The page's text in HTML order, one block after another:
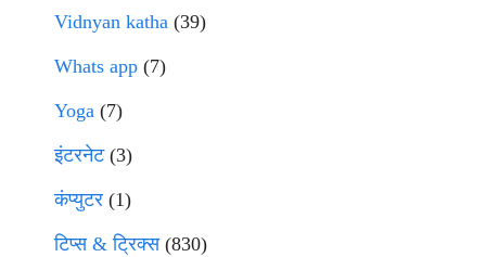
Vidnyan katha (39)
Whats app (7)
Yoga (7)
इंटरनेट(3)
कंप्युटर (1)
टिप्स & ट्रिक्स(830)